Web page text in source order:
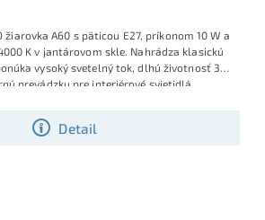
Detail
žiarovka A60 s päticou E27, príkonom 10 W a
K v jantárovom skle. Nahrádza klasickú
vysoký svetelný tok, dlhú životnosť 30
prevádzku pre interiérové svietidlá.